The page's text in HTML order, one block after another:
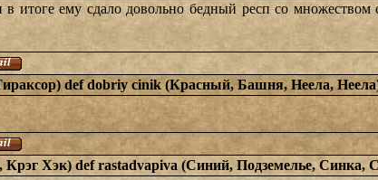
итоге ему сдало довольно бедный респ со множеством
def dobriy cinik (Красный, Башня, Неела, Неела)
Хэк) def rastadvapiva (Синий, Подземелье, Синка,